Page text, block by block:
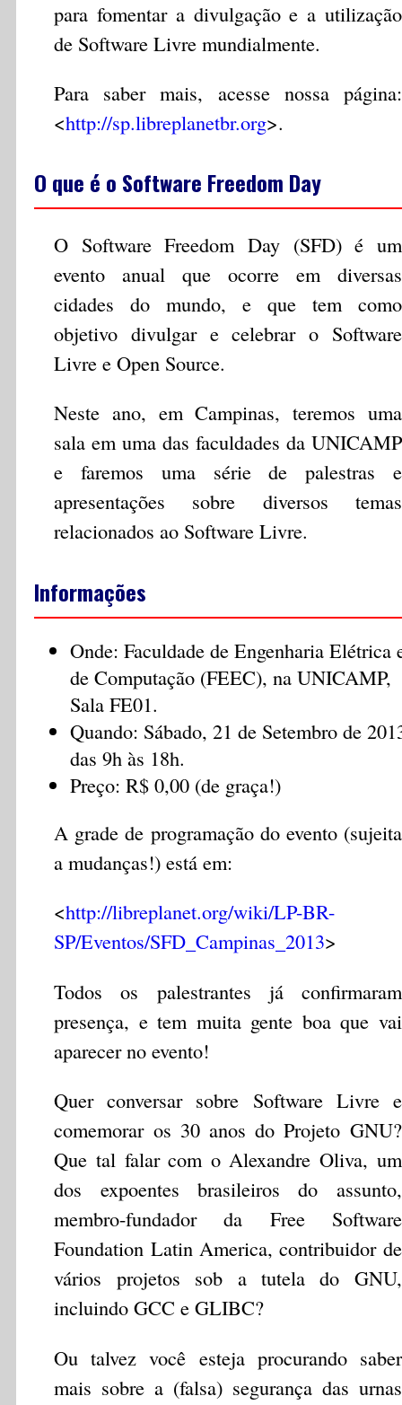
para fomentar a divulgação e a utilização
de Software Livre mundialmente.
Para saber mais, acesse nossa página:
<http://sp.libreplanetbr.org>.
O que é o Software Freedom Day
O Software Freedom Day (SFD) é um
evento anual que ocorre em diversas
cidades do mundo, e que tem como
objetivo divulgar e celebrar o Software
Livre e Open Source.
Neste ano, em Campinas, teremos uma
sala em uma das faculdades da UNICAMP
e faremos uma série de palestras e
apresentações sobre diversos temas
relacionados ao Software Livre.
Informações
Onde: Faculdade de Engenharia Elétrica
de Computação (FEEC), na UNICAMP,
Sala FE01.
Quando: Sábado, 21 de Setembro de
das 9h às 18h.
Preço: R$ 0,00 (de graça!)
A grade de programação do evento (sujeita
a mudanças!) está em:
<http://libreplanet.org/wiki/LP-BR-
SP/Eventos/SFD_Campinas_2013>
Todos os palestrantes já confirmaram
presença, e tem muita gente boa que vai
aparecer no evento!
Quer conversar sobre Software Livre e
comemorar os 30 anos do Projeto GNU?
Que tal falar com o Alexandre Oliva, um
dos expoentes brasileiros do assunto,
membro-fundador da Free Software
Foundation Latin America, contribuidor de
vários projetos sob a tutela do GNU,
incluindo GCC e GLIBC?
Ou talvez você esteja procurando saber
mais sobre a (falsa) segurança das urnas